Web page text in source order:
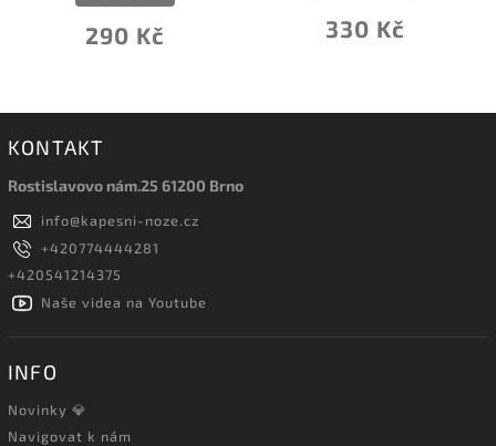
290 Kč 330 Kč
KONTAKT
Rostislavovo nám.25 61200 Brno
info@kapesni-noze.cz
+420774444281
+420541214375
Naše videa na Youtube
INFO
Novinky 💎
Navigovat k nám